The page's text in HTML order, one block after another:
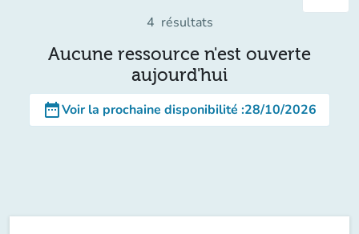
4 résultats
Aucune ressource n'est ouverte
aujourd'hui
date_rangeVoir la prochaine disponibilité :28/10/2026